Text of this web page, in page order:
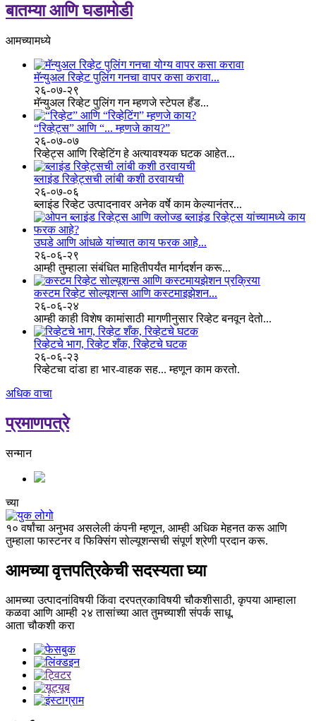
बातम्या आणि घडामोडी
आमच्यामध्ये
मॅन्युअल रिव्हेट पुलिंग गनचा वापर कसा करावा...
२६-०७-२९
मॅन्युअल रिव्हेट पुलिंग गन म्हणजे स्टेपल हँड...
“रिव्हेट्स” आणि “... म्हणजे काय?”
२६-०७-०७
रिव्हेट्स आणि रिव्हेटिंग हे अत्यावश्यक घटक आहेत...
ब्लाइंड रिव्हेट्सची लांबी कशी ठरवायची
२६-०७-०६
ब्लाइंड रिव्हेट उत्पादनावर अनेक वर्षे काम केल्यानंतर...
उघडे आणि आंधळे यांच्यात काय फरक आहे...
२६-०६-२९
आम्ही तुम्हाला संबंधित माहितीपर्यंत मार्गदर्शन करू...
कस्टम रिव्हेट सोल्यूशन्स आणि कस्टमाइझेशन...
२६-०६-२४
आम्ही काही विशेष कामांसाठी मागणीनुसार रिव्हेट बनवून देतो...
रिव्हेटचे भाग, रिव्हेट शँक, रिव्हेटचे घटक
२६-०६-२३
रिव्हेटचा दांडा हा भार-वाहक सह... म्हणून काम करतो.
अधिक वाचा
प्रमाणपत्रे
सन्मान
च्या
१० वर्षांचा अनुभव असलेली कंपनी म्हणून, आम्ही अधिक मेहनत करू आणि
तुम्हाला फास्टनर व फिक्सिंग सोल्यूशन्सची संपूर्ण श्रेणी प्रदान करू.
आमच्या वृत्तपत्रिकेची सदस्यता घ्या
आमच्या उत्पादनांविषयी किंवा दरपत्रकाविषयी चौकशीसाठी, कृपया आम्हाला
कळवा आणि आम्ही २४ तासांच्या आत तुमच्याशी संपर्क साधू.
आता चौकशी करा